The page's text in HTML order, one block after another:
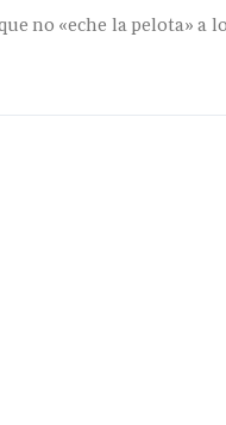
no «eche la pelota» a